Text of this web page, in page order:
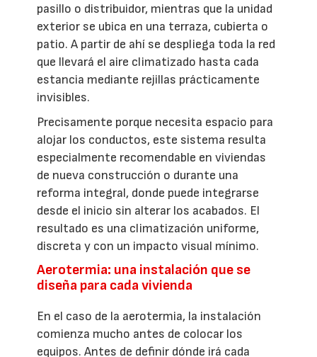
pasillo o distribuidor, mientras que la unidad
exterior se ubica en una terraza, cubierta o
patio. A partir de ahí se despliega toda la red
que llevará el aire climatizado hasta cada
estancia mediante rejillas prácticamente
invisibles.
Precisamente porque necesita espacio para
alojar los conductos, este sistema resulta
especialmente recomendable en viviendas
de nueva construcción o durante una
reforma integral, donde puede integrarse
desde el inicio sin alterar los acabados. El
resultado es una climatización uniforme,
discreta y con un impacto visual mínimo.
Aerotermia: una instalación que se
diseña para cada vivienda
En el caso de la aerotermia, la instalación
comienza mucho antes de colocar los
equipos. Antes de definir dónde irá cada